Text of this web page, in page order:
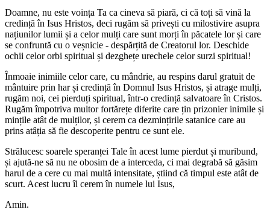
Doamne, nu este voința Ta ca cineva să piară, ci că toți să vină la
credință în Isus Hristos, deci rugăm să privești cu milostivire asupra
națiunilor lumii și a celor mulți care sunt morți în păcatele lor și care
se confruntă cu o veșnicie - despărțită de Creatorul lor. Deschide
ochii celor orbi spiritual și dezghețe urechele celor surzi spiritual!
Înmoaie inimiile celor care, cu mândrie, au respins darul gratuit de
mântuire prin har și credință în Domnul Isus Hristos, și atrage mulți,
rugăm noi, cei pierduți spiritual, într-o credință salvatoare în Cristos.
Rugăm împotriva multor fortărețe diferite care țin prizonier inimile și
mințile atât de mulților, și cerem ca dezmințirile satanice care au
prins atâția să fie descoperite pentru ce sunt ele.
Strălucesc soarele speranței Tale în acest lume pierdut și muribund,
și ajută-ne să nu ne obosim de a interceda, ci mai degrabă să găsim
harul de a cere cu mai multă intensitate, știind că timpul este atât de
scurt. Acest lucru îl cerem în numele lui Isus,
Amin.